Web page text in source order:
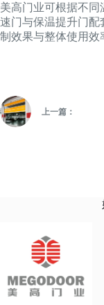
美高门业可根据不
速门与保温提升门配
制效果与整体使用效
上一篇：